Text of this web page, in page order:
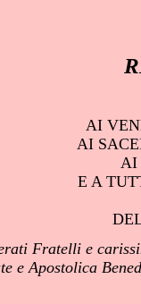
AI
AI
AI
E A
Fratelli e
e Apostolica